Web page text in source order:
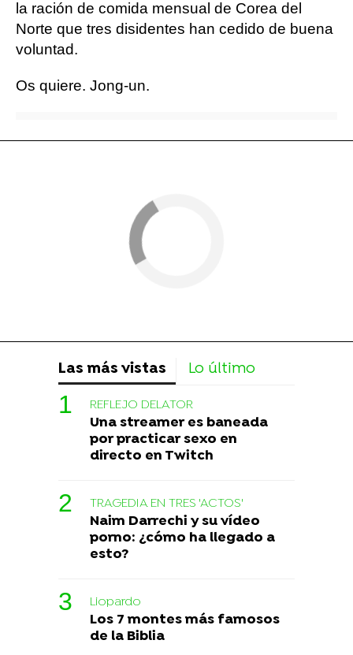
la ración de comida mensual de Corea del
Norte que tres disidentes han cedido de buena
voluntad.
Os quiere. Jong-un.
Las más vistas Lo último
REFLEJO DELATOR
Una streamer es baneada
por practicar sexo en
directo en Twitch
TRAGEDIA EN TRES 'ACTOS'
Naim Darrechi y su vídeo
porno: ¿cómo ha llegado a
esto?
Liopardo
Los 7 montes más famosos
de la Biblia